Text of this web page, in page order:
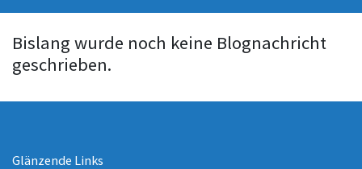
Bislang wurde noch keine Blognachricht
geschrieben.
Glänzende Links